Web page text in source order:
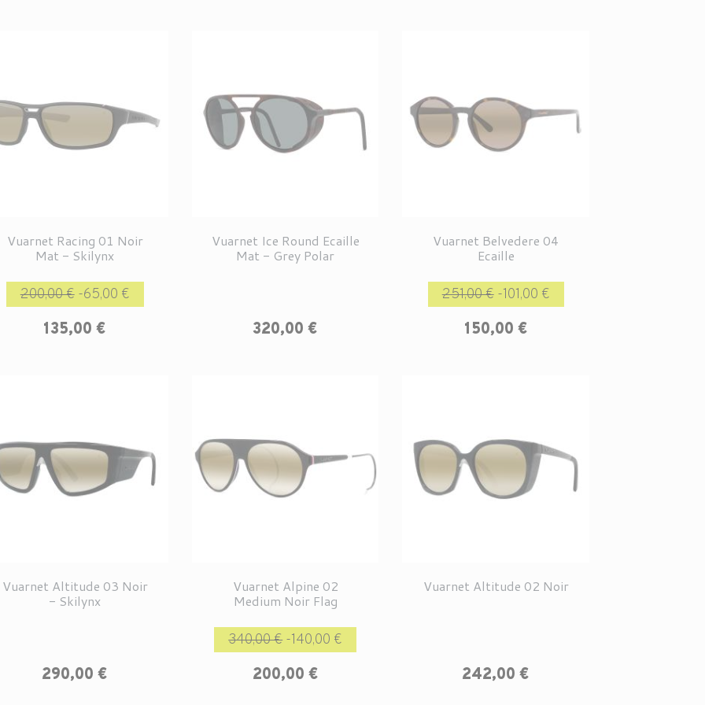
Vuarnet Racing 01 Noir
Mat - Skilynx
Prix de base
200,00 €-65,00 €
135,00 €
Vuarnet Ice Round Ecaille
Mat - Grey Polar
Prix
320,00 €
Vuarnet Belvedere 04
Ecaille
Prix de base
251,00 €-101,00 €
150,00 €
Vuarnet Altitude 03 Noir
- Skilynx
Prix
290,00 €
Vuarnet Alpine 02
Medium Noir Flag
Prix de base
340,00 € -140,00 €
200,00 €
Vuarnet Altitude 02 Noir
Prix
242,00 €